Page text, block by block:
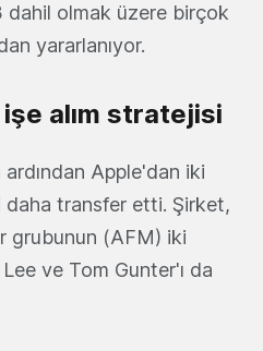
dahil olmak üzere birçok
yararlanıyor.
alım stratejisi
Apple'dan iki
transfer etti. Şirket,
grubunun (AFM) iki
ve Tom Gunter'ı da